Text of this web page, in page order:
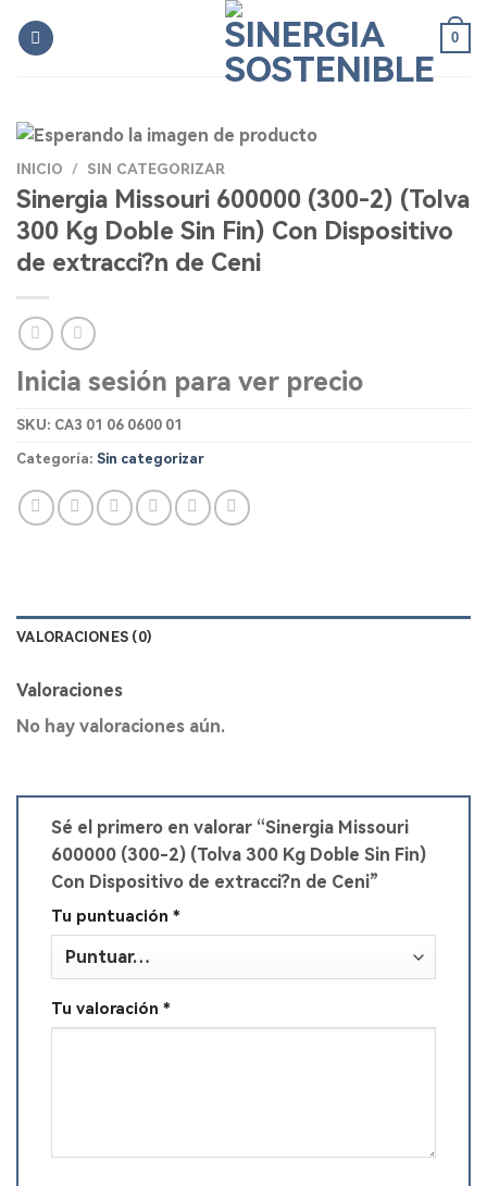
0
INICIO / SIN CATEGORIZAR
Sinergia Missouri 600000 (300-2) (Tolva
300 Kg Doble Sin Fin) Con Dispositivo
de extracci?n de Ceni
Inicia sesión para ver precio
SKU: CA3 01 06 0600 01
Categoría: Sin categorizar
VALORACIONES (0)
Valoraciones
No hay valoraciones aún.
Sé el primero en valorar “Sinergia Missouri
600000 (300-2) (Tolva 300 Kg Doble Sin Fin)
Con Dispositivo de extracci?n de Ceni”
Tu puntuación *
Tu valoración *